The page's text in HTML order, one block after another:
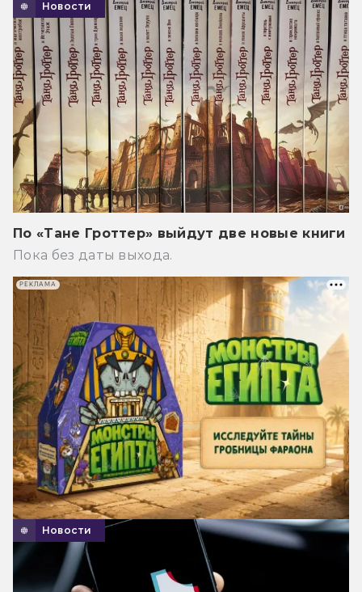
Новости
По «Тане Гроттер» выйдут две новые книги
Пока без даты выхода.
Новости
РЕКЛАМА